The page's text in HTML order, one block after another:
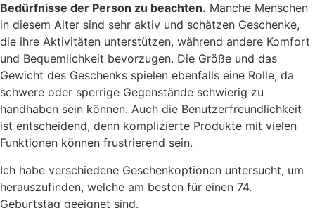
Bedürfnisse der Person zu beachten. Manche Menschen
in diesem Alter sind sehr aktiv und schätzen Geschenke,
die ihre Aktivitäten unterstützen, während andere Komfort
und Bequemlichkeit bevorzugen. Die Größe und das
Gewicht des Geschenks spielen ebenfalls eine Rolle, da
schwere oder sperrige Gegenstände schwierig zu
handhaben sein können. Auch die Benutzerfreundlichkeit
ist entscheidend, denn komplizierte Produkte mit vielen
Funktionen können frustrierend sein.
Ich habe verschiedene Geschenkoptionen untersucht, um
herauszufinden, welche am besten für einen 74.
Geburtstag geeignet sind.